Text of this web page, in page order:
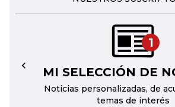
1
MI SELECCIÓN DE
Noticias personalizadas, de
temas de interés
←